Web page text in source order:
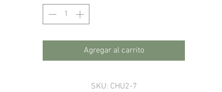
Agregar al carrito
SKU: CHU2-7